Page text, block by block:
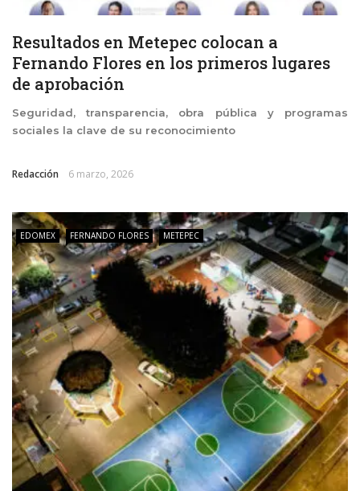
Resultados en Metepec colocan a
Fernando Flores en los primeros lugares
de aprobación
Seguridad, transparencia, obra pública y programas
sociales la clave de su reconocimiento
Redacción 6 marzo, 2026
EDOMEX FERNANDO FLORES METEPEC